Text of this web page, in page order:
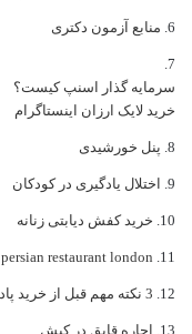
منابع آزمون دکتری
سرمایه گذار اسنپ کیست؟
خرید لایک ارزان اینستاگرام
پنل خورشیدی
اختلال یادگیری در کودکان
خرید کفش دیابتی زنانه
persian restaurant london
3 نکته مهم قبل از خرید پاد سیستم
اجاره قایق در کیش